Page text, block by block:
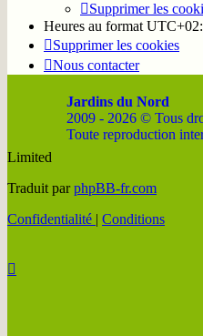
Supprimer les
Heures au format
Supprimer les cookies
Nous contacter
Jardins du Nord
2009 - 2026 © Tous
Toute reproduction
Limited
Traduit parphpBB-fr.com
Confidentialité
Conditions